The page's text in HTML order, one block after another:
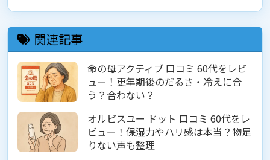
関連記事
命の母アクティブ 口コミ 60代をレビ
ュー！更年期後のだるさ・冷えに合
う？合わない？
オルビスユー ドット 口コミ 60代をレ
ビュー！保湿力やハリ感は本当？物足
りない声も整理